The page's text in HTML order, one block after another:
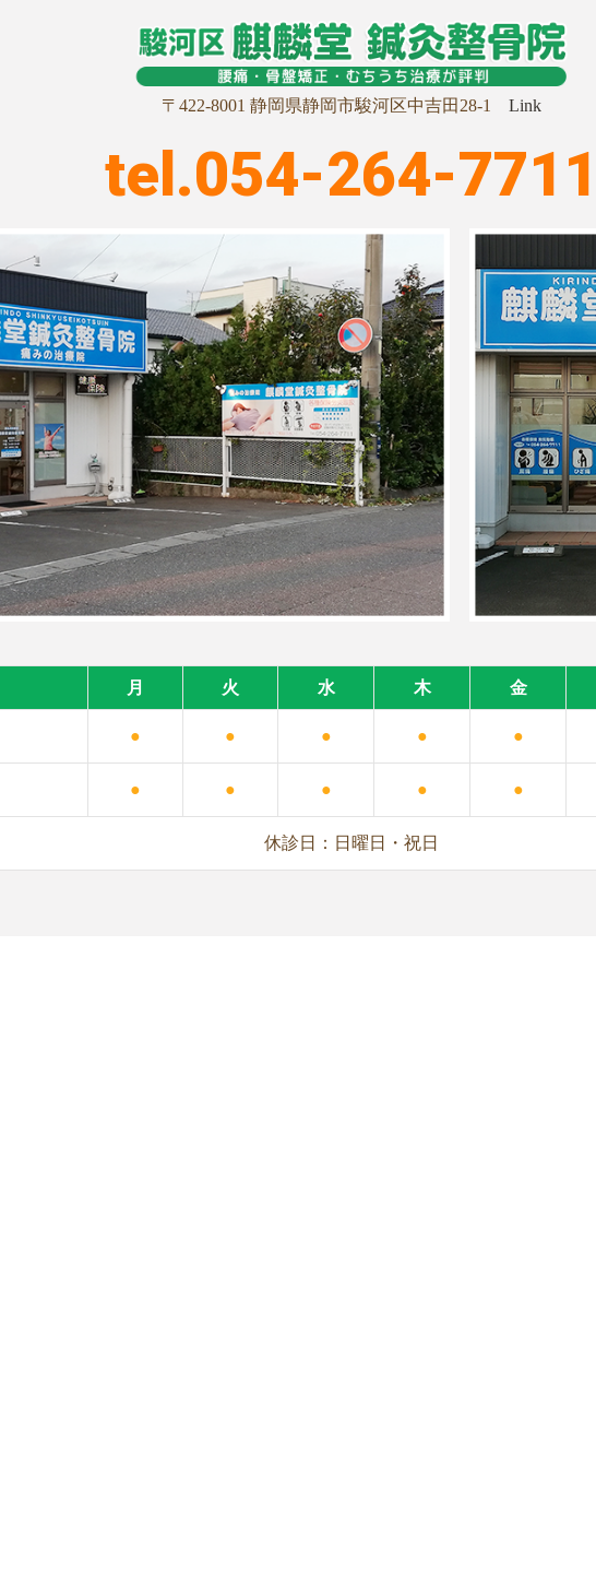
〒422-8001 静岡県静岡市駿河区中吉田28-1 Link
tel.054-264-
月 火 水 木 金
● ● ● ● ●
● ● ● ● ●
休診日：日曜日・祝日